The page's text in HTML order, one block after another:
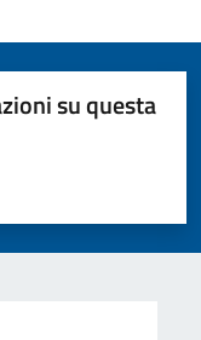
su questa